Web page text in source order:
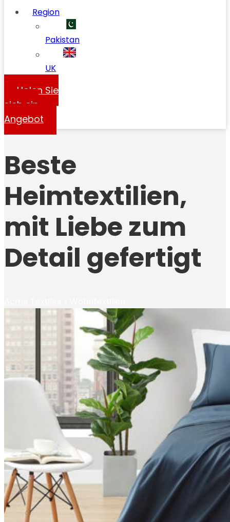
Region
Pakistan
UK
Holen Sie
sich ein
Angebot
Beste
Heimtextilien,
mit Liebe zum
Detail gefertigt